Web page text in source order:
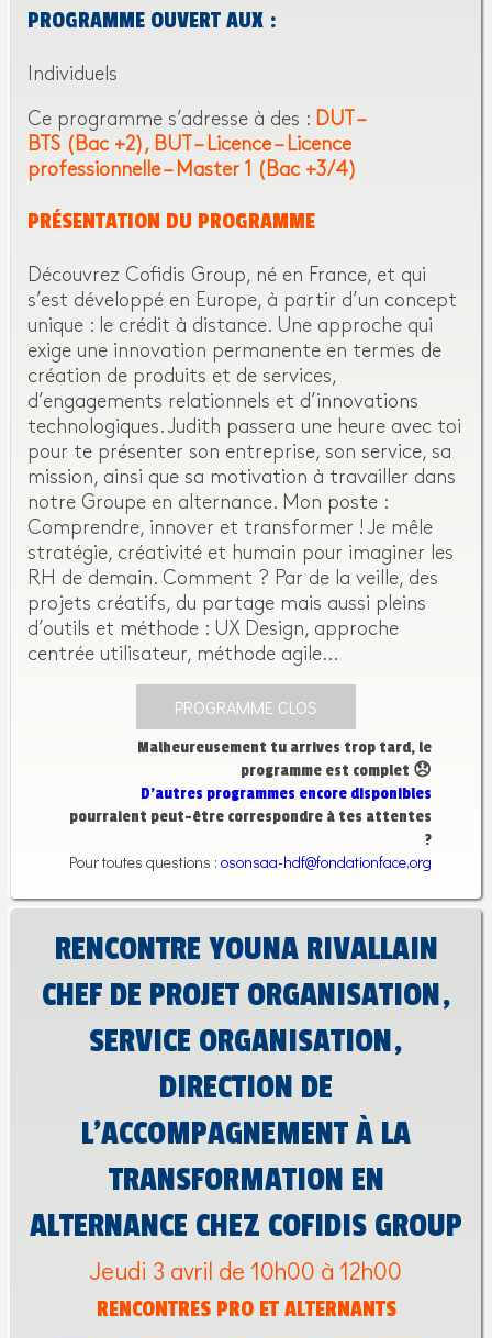
PROGRAMME OUVERT AUX :
Individuels
Ce programme s’adresse à des : DUT –
BTS (Bac +2)
BUT – Licence – Licence
professionnelle – Master 1 (Bac +3/4)
PRÉSENTATION DU PROGRAMME
Découvrez Cofidis Group, né en France, et qui
s’est développé en Europe, à partir d’un concept
unique : le crédit à distance. Une approche qui
exige une innovation permanente en termes de
création de produits et de services,
d’engagements relationnels et d’innovations
technologiques. Judith passera une heure avec toi
pour te présenter son entreprise, son service, sa
mission, ainsi que sa motivation à travailler dans
notre Groupe en alternance. Mon poste :
Comprendre, innover et transformer ! Je mêle
stratégie, créativité et humain pour imaginer les
RH de demain. Comment ? Par de la veille, des
projets créatifs, du partage mais aussi pleins
d’outils et méthode : UX Design, approche
centrée utilisateur, méthode agile…
PROGRAMME CLOS
Malheureusement tu arrives trop tard, le
programme est complet 😞
D’autres programmes encore disponibles
pourraient peut-être correspondre à tes attentes
?
Pour toutes questions : osonsaa-hdf@fondationface.org
RENCONTRE YOUNA RIVALLAIN
CHEF DE PROJET ORGANISATION,
SERVICE ORGANISATION,
DIRECTION DE
L’ACCOMPAGNEMENT À LA
TRANSFORMATION EN
ALTERNANCE CHEZ COFIDIS GROUP
Jeudi 3 avril de 10h00 à 12h00
RENCONTRES PRO ET ALTERNANTS